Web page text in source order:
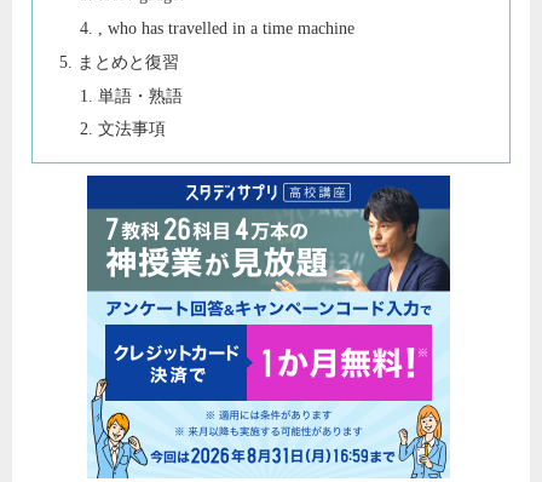
, who has travelled in a time machine
まとめと復習
単語・熟語
文法事項